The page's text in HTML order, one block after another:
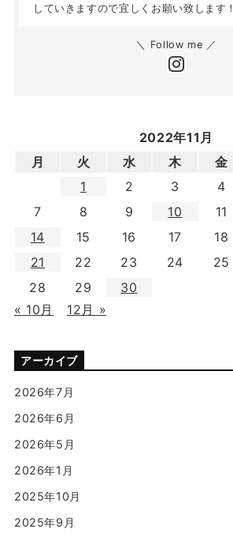
していきますので宜しくお願い致します！
＼ Follow me ／
2022年11月
月
火 水 木 金
1
2 3 4
7
8 9 10 11
14
15 16 17 18
21
22 23 24 25
28
29
30
« 10月
12月 »
アーカイブ
2026年7月
2026年6月
2026年5月
2026年1月
2025年10月
2025年9月